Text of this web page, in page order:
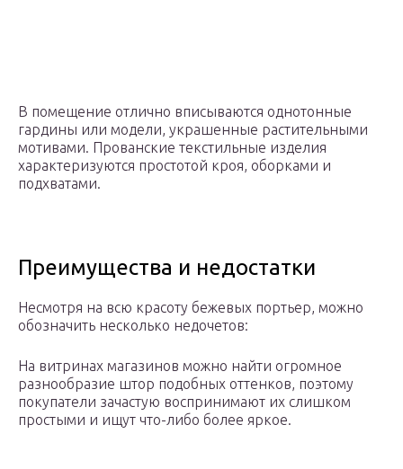
В помещение отлично вписываются однотонные
гардины или модели, украшенные растительными
мотивами. Прованские текстильные изделия
характеризуются простотой кроя, оборками и
подхватами.
Преимущества и недостатки
Несмотря на всю красоту бежевых портьер, можно
обозначить несколько недочетов:
На витринах магазинов можно найти огромное
разнообразие штор подобных оттенков, поэтому
покупатели зачастую воспринимают их слишком
простыми и ищут что-либо более яркое.